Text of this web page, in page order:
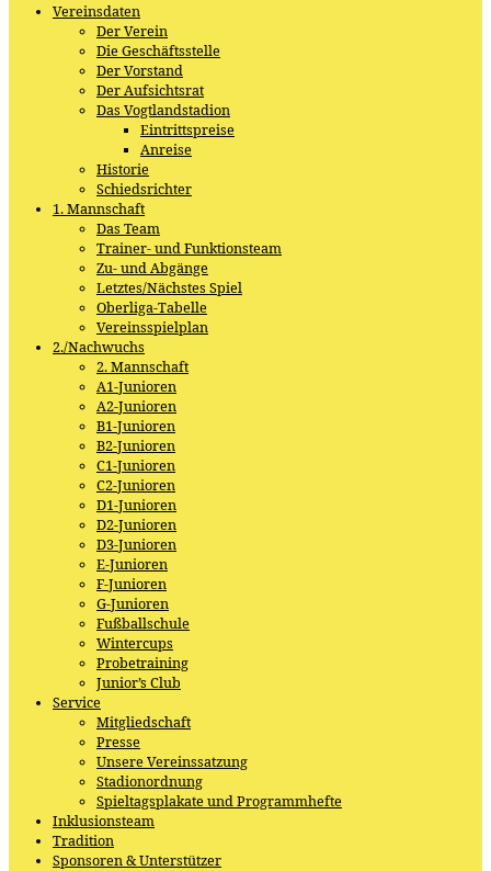
Vereinsdaten
Der Verein
Die Geschäftsstelle
Der Vorstand
Der Aufsichtsrat
Das Vogtlandstadion
Eintrittspreise
Anreise
Historie
Schiedsrichter
1. Mannschaft
Das Team
Trainer- und Funktionsteam
Zu- und Abgänge
Letztes/Nächstes Spiel
Oberliga-Tabelle
Vereinsspielplan
2./Nachwuchs
2. Mannschaft
A1-Junioren
A2-Junioren
B1-Junioren
B2-Junioren
C1-Junioren
C2-Junioren
D1-Junioren
D2-Junioren
D3-Junioren
E-Junioren
F-Junioren
G-Junioren
Fußballschule
Wintercups
Probetraining
Junior’s Club
Service
Mitgliedschaft
Presse
Unsere Vereinssatzung
Stadionordnung
Spieltagsplakate und Programmhefte
Inklusionsteam
Tradition
Sponsoren & Unterstützer